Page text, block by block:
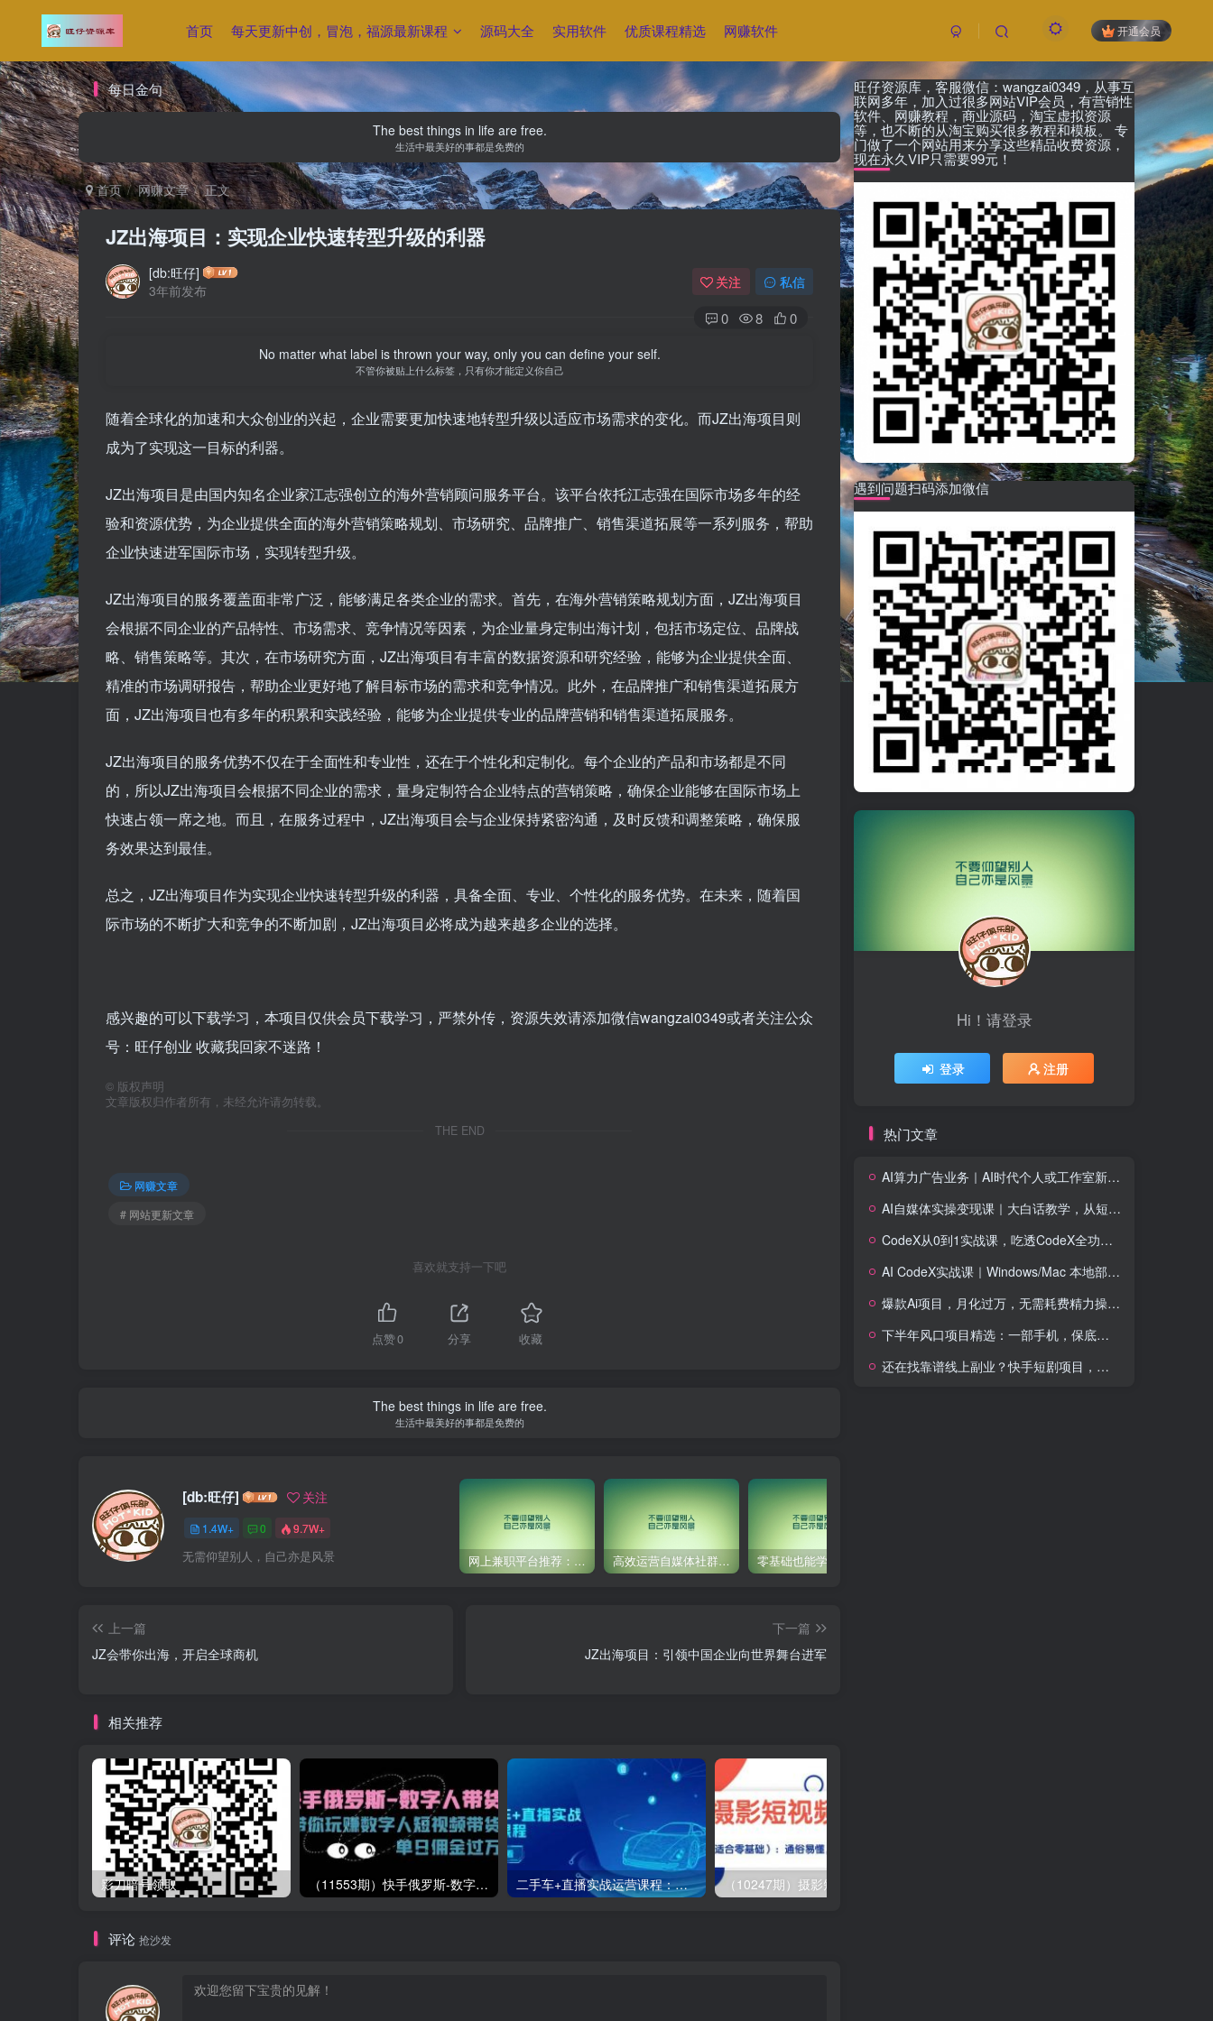
首页 每天更新中创，冒泡，福源最新课程 源码大全 实用软件 优质课程精选 网赚软件 开通会员
每日金句
The best things in life are free.
生活中最美好的事都是免费的
首页 网赚文章 正文
JZ出海项目：实现企业快速转型升级的利器
[db:旺仔]
3年前发布
关注 私信
0 8 0
No matter what label is thrown your way, only you can define your self.
不管你被贴上什么标签，只有你才能定义你自己
随着全球化的加速和大众创业的兴起，企业需要更加快速地转型升级以适应市场需求的变化。而JZ出海项目则
成为了实现这一目标的利器。
JZ出海项目是由国内知名企业家江志强创立的海外营销顾问服务平台。该平台依托江志强在国际市场多年的经
验和资源优势，为企业提供全面的海外营销策略规划、市场研究、品牌推广、销售渠道拓展等一系列服务，帮助
企业快速进军国际市场，实现转型升级。
JZ出海项目的服务覆盖面非常广泛，能够满足各类企业的需求。首先，在海外营销策略规划方面，JZ出海项目
会根据不同企业的产品特性、市场需求、竞争情况等因素，为企业量身定制出海计划，包括市场定位、品牌战
略、销售策略等。其次，在市场研究方面，JZ出海项目有丰富的数据资源和研究经验，能够为企业提供全面、
精准的市场调研报告，帮助企业更好地了解目标市场的需求和竞争情况。此外，在品牌推广和销售渠道拓展方
面，JZ出海项目也有多年的积累和实践经验，能够为企业提供专业的品牌营销和销售渠道拓展服务。
JZ出海项目的服务优势不仅在于全面性和专业性，还在于个性化和定制化。每个企业的产品和市场都是不同
的，所以JZ出海项目会根据不同企业的需求，量身定制符合企业特点的营销策略，确保企业能够在国际市场上
快速占领一席之地。而且，在服务过程中，JZ出海项目会与企业保持紧密沟通，及时反馈和调整策略，确保服
务效果达到最佳。
总之，JZ出海项目作为实现企业快速转型升级的利器，具备全面、专业、个性化的服务优势。在未来，随着国
际市场的不断扩大和竞争的不断加剧，JZ出海项目必将成为越来越多企业的选择。
感兴趣的可以下载学习，本项目仅供会员下载学习，严禁外传，资源失效请添加微信wangzai0349或者关注公众
号：旺仔创业 收藏我回家不迷路！
© 版权声明
文章版权归作者所有，未经允许请勿转载。
THE END
网赚文章
# 网站更新文章
喜欢就支持一下吧
点赞0 分享 收藏
The best things in life are free.
生活中最美好的事都是免费的
[db:旺仔] 关注
1.4W+ 0 9.7W+
无需仰望别人，自己亦是风景 网上兼职平台推荐：国外网赚任务！ 高效运营自媒体社群，让内容更有价值！
上一篇
JZ会带你出海，开启全球商机
下一篇
JZ出海项目：引领中国企业向世界舞台进军
相关推荐
影刀暗号领取 （11553期）快手俄罗斯-数字人带货，带你玩赚数字人短视频带货，单日佣金过万 二手车+直播实战运营课程：直播推荐/短视频推荐/千川投放/直播全流程
评论 抢沙发
旺仔资源库，客服微信：wangzai0349，从事互
联网多年，加入过很多网站VIP会员，有营销性
软件、网赚教程，商业源码，淘宝虚拟资源
等，也不断的从淘宝购买很多教程和模板。 专
门做了一个网站用来分享这些精品收费资源，
现在永久VIP只需要99元！
遇到问题扫码添加微信
Hi！请登录
登录 注册
热门文章
AI算力广告业务｜AI时代个人或工作室新赛道
AI自媒体实操变现课｜大白话教学，从短剧漫剧到动画制作，零基础也能掌握爆款内容创作与变现全流程
CodeX从0到1实战课，吃透CodeX全功能，零基础AI开发实战，从部署到高阶项目一键落地
AI CodeX实战课｜Windows/Mac 本地部署｜API 对接调通｜Skill 自制｜漫剧剪辑｜网站 VR 项目｜AI项目落地全教程
爆款Ai项目，月化过万，无需耗费精力操作，稳健实现每月增收
下半年风口项目精选：一部手机，保底日入500+，做就有收益，长期稳定！【揭秘】
还在找靠谱线上副业？快手短剧项目，全程自动发布内容，不用熬夜做视频，轻松日入500+【揭秘】